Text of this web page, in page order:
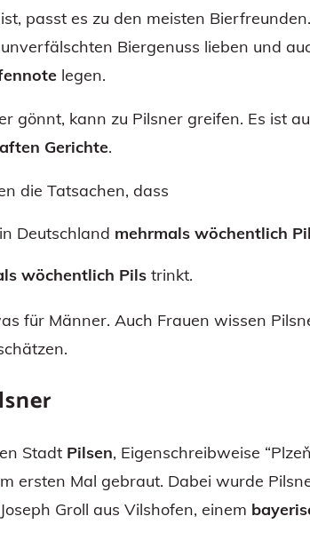
ist, passt es zu den meisten
Biergenuss lieben und
legen.
gönnt, kann zu Pilsner greifen. Es ist
Gerichte.
die Tatsachen, dass
Deutschland mehrmals wöchentlich
wöchentlich Pils trinkt.
für Männer. Auch Frauen wissen
Stadt Pilsen, Eigenschreibweise
ersten Mal gebraut. Dabei wurde
Groll aus Vilshofen, einem